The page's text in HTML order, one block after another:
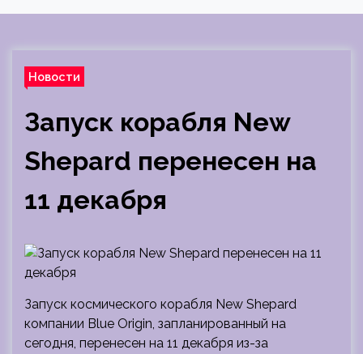
Новости
Запуск корабля New
Shepard перенесен на
11 декабря
Запуск космического корабля New Shepard
компании Blue Origin, запланированный на
сегодня, перенесен на 11 декабря из-за